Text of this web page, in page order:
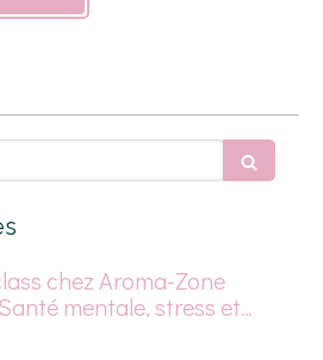
chez Aroma-Zone
mentale, stress et
saisonnière